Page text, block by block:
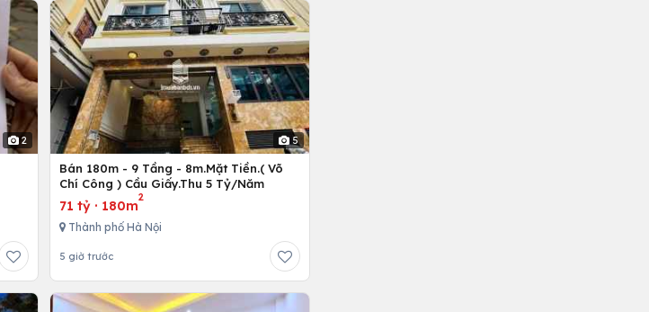
2 5
Bán 180m - 9 Tầng - 8m.Mặt Tiền.( Võ
Chí Công ) Cầu Giấy.Thu 5 Tỷ/Năm
71 tỷ· 180m
2
Thành phố Hà Nội
5 giờ trước